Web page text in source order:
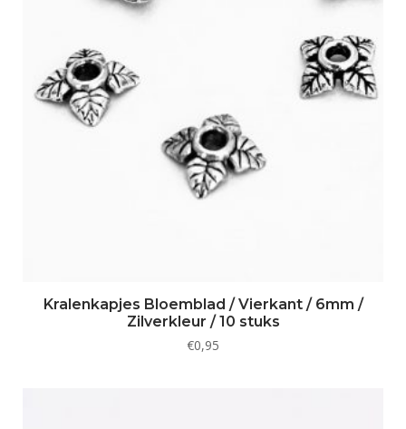
Kralenkapjes Bloemblad / Vierkant / 6mm /
Zilverkleur / 10 stuks
€0,95